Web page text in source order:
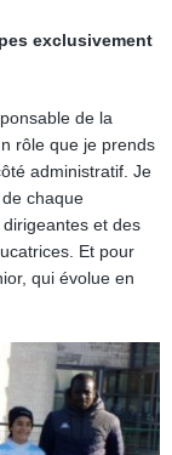
exclusivement
de la
rôle que je prends
administratif. Je
chaque
et des
Et pour
qui évolue en